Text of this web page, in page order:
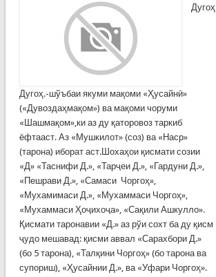
Дугоҳ
Дугоҳ.-шўъбаи якуми мақоми «Ҳусайнӣ»
(«Дувоздаҳмақом») ва мақоми чоруми
«Шашмақом»,ки аз ду қаторовоз таркиб
ёфтааст. Аз «Мушкилот» (соз) ва «Наср»
(тарона) иборат аст.Шохаҳои қисмати созии
«Д» «Таснифи Д.», «Тарҷеи Д.», «Гардуни Д.»,
«Пешрави Д.», «Самаси Чоргоҳ»,
«Мухамимаси Д.», «Мухаммаси Чоргоҳ»,
«Мухаммаси Ҳоҷихоҷа», «Сақили Ашкулло».
Қисмати таронавии «Д.» аз рўи сохт ба ду қисм
ҷудо мешавад: қисми аввал «Сарахбори Д.»
(бо 5 тарона), «Талқини Чоргоҳ» (бо тарона ва
супориш), «Ҳусайнии Д.», ва «Уфари Чоргоҳ».